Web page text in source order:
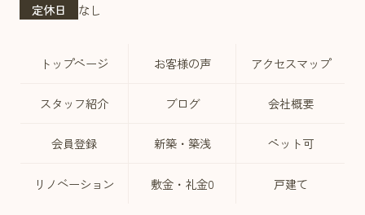
定休日
なし
トップページ お客様の声 アクセスマップ
スタッフ紹介 ブログ 会社概要
会員登録 新築・築浅 ペット可
リノベーション 敷金・礼金0 戸建て